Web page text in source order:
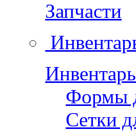
Запчасти
Формы
Сетки